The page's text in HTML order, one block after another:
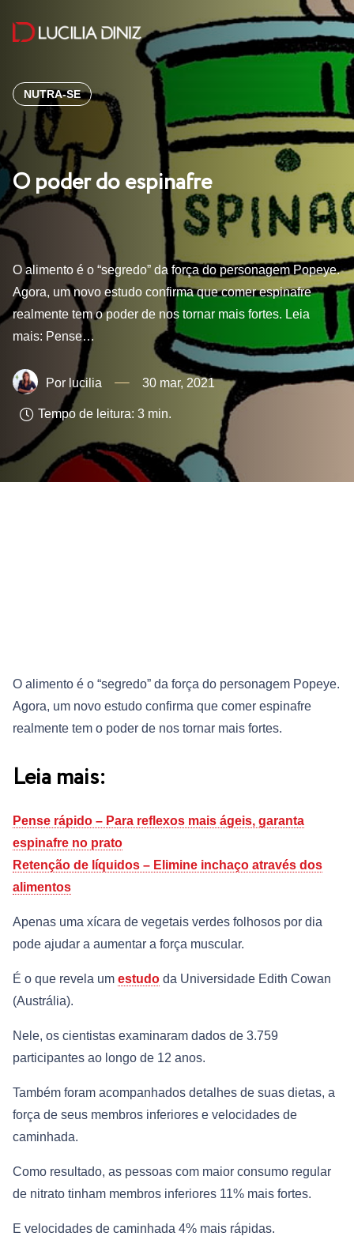
NUTRA-SE
O poder do espinafre
O alimento é o “segredo” da força do personagem Popeye.
Agora, um novo estudo confirma que comer espinafre
realmente tem o poder de nos tornar mais fortes. Leia
mais: Pense…
lucilia 30 mar, 2021
Tempo de leitura: 3 min.
O alimento é o “segredo” da força do personagem Popeye.
Agora, um novo estudo confirma que comer espinafre
realmente tem o poder de nos tornar mais fortes.
Leia mais:
Pense rápido – Para reflexos mais ágeis, garanta
espinafre no prato
Retenção de líquidos – Elimine inchaço através dos
alimentos
Apenas uma xícara de vegetais verdes folhosos por dia
pode ajudar a aumentar a força muscular.
É o que revela um estudo da Universidade Edith Cowan
(Austrália).
Nele, os cientistas examinaram dados de 3.759
participantes ao longo de 12 anos.
Também foram acompanhados detalhes de suas dietas, a
força de seus membros inferiores e velocidades de
caminhada.
Como resultado, as pessoas com maior consumo regular
de nitrato tinham membros inferiores 11% mais fortes.
E velocidades de caminhada 4% mais rápidas.